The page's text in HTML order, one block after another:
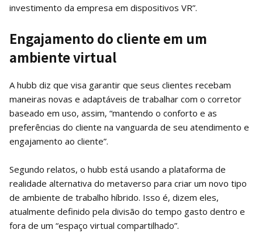
investimento da empresa em dispositivos VR”.
Engajamento do cliente em um
ambiente virtual
A hubb diz que visa garantir que seus clientes recebam
maneiras novas e adaptáveis ​​de trabalhar com o corretor
baseado em uso, assim, “mantendo o conforto e as
preferências do cliente na vanguarda de seu atendimento e
engajamento ao cliente”.
Segundo relatos, o hubb está usando a plataforma de
realidade alternativa do metaverso para criar um novo tipo
de ambiente de trabalho híbrido. Isso é, dizem eles,
atualmente definido pela divisão do tempo gasto dentro e
fora de um “espaço virtual compartilhado”.